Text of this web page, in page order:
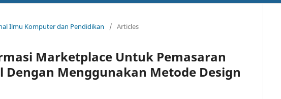
Ilmu Komputer dan Pendidikan / Articles
Marketplace Untuk Pemasaran
Dengan Menggunakan Metode Design